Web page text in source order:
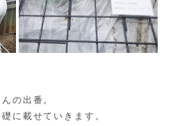
の出番。
に載せていきます。